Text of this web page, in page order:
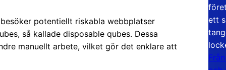
potentiellt riskabla webbplatser
så kallade disposable qubes. Dessa
manuellt arbete, vilket gör det enklare att
ett